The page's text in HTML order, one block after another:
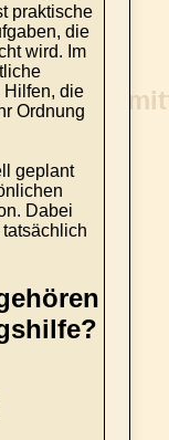
praktische
die
wird. Im
Hilfen, die
Ordnung
geplant
Dabei